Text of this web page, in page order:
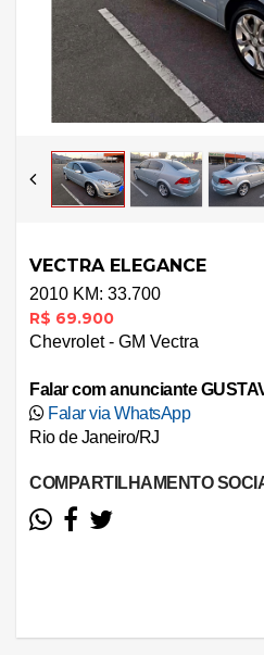
VECTRA ELEGANCE
2010 KM: 33.700
R$ 69.900
Chevrolet - GM Vectra
Falar com anunciante
Falar via WhatsApp
Rio de Janeiro/RJ
COMPARTILHAMENTO